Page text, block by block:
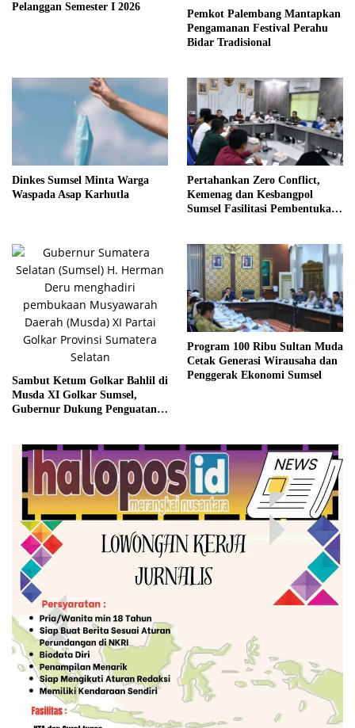
Pelanggan Semester I 2026
Pemkot Palembang Mantapkan
Pengamanan Festival Perahu
Bidar Tradisional
Dinkes Sumsel Minta Warga
Waspada Asap Karhutla
Pertahankan Zero Conflict,
Kemenag dan Kesbangpol
Sumsel Fasilitasi Pembentukan
Sambut Ketum Golkar Bahlil di
Musda XI Golkar Sumsel,
Gubernur Dukung Penguatan
Program 100 Ribu Sultan Muda
Cetak Generasi Wirausaha dan
Penggerak Ekonomi Sumsel